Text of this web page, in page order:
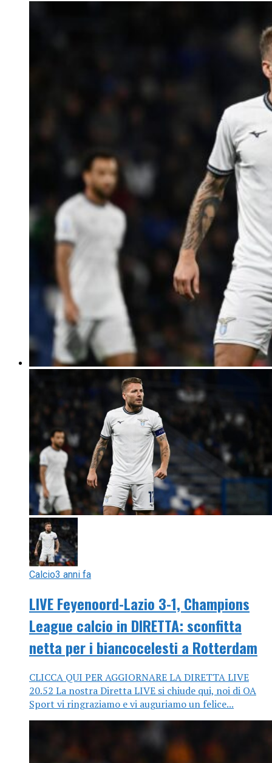
Calcio3 anni fa
LIVE Feyenoord-Lazio 3-1, Champions
League calcio in DIRETTA: sconfitta
netta per i biancocelesti a Rotterdam
CLICCA QUI PER AGGIORNARE LA DIRETTA LIVE
20.52 La nostra Diretta LIVE si chiude qui, noi di OA
Sport vi ringraziamo e vi auguriamo un felice...